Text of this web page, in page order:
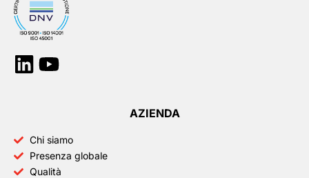
Linkedin
Youtube
AZIENDA
Chi siamo
Presenza globale
Qualità